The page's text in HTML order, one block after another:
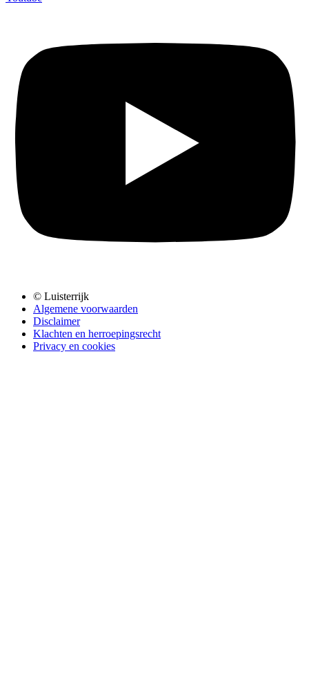
© Luisterrijk
Algemene voorwaarden
Disclaimer
Klachten en herroepingsrecht
Privacy en cookies